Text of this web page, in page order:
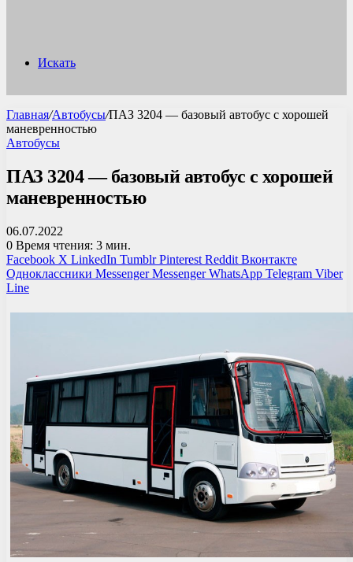
Искать
Главная/Автобусы/ПАЗ 3204 — базовый автобус с хорошей
маневренностью
Автобусы
ПАЗ 3204 — базовый автобус с хорошей
маневренностью
06.07.2022
0 Время чтения: 3 мин.
Facebook X LinkedIn Tumblr Pinterest Reddit Вконтакте
Одноклассники Messenger Messenger WhatsApp Telegram Viber
Line